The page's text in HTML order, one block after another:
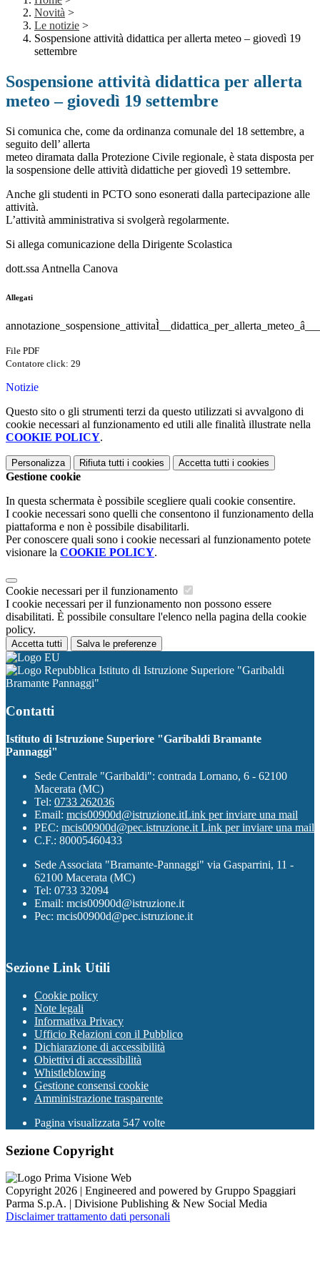
Novità >
Le notizie >
Sospensione attività didattica per allerta meteo – giovedì 19
settembre
Sospensione attività didattica per allerta
meteo – giovedì 19 settembre
Si comunica che, come da ordinanza comunale del 18 settembre, a
seguito dell’ allerta
meteo diramata dalla Protezione Civile regionale, è stata disposta per
la sospensione delle attività didattiche per giovedì 19 settembre.
Anche gli studenti in PCTO sono esonerati dalla partecipazione alle
attività.
L’attività amministrativa si svolgerà regolarmente.
Si allega comunicazione della Dirigente Scolastica
dott.ssa Antnella Canova
Allegati
File PDF
Contatore click: 29
Notizie
Questo sito o gli strumenti terzi da questo utilizzati si avvalgono di
cookie necessari al funzionamento ed utili alle finalità illustrate nella
COOKIE POLICY.
Personalizza Rifiuta tutti i cookies Accetta tutti i cookies
Gestione cookie
In questa schermata è possibile scegliere quali cookie consentire.
I cookie necessari sono quelli che consentono il funzionamento della
piattaforma e non è possibile disabilitarli.
Per conoscere quali sono i cookie necessari al funzionamento potete
visionare la COOKIE POLICY.
Cookie necessari per il funzionamento
I cookie necessari per il funzionamento non possono essere
disabilitati. È possibile consultare l'elenco nella pagina della cookie
policy.
Accetta tutti Salva le preferenze
Istituto di Istruzione Superiore "Garibaldi
Bramante Pannaggi"
Contatti
Istituto di Istruzione Superiore "Garibaldi Bramante
Pannaggi"
Sede Centrale "Garibaldi": contrada Lornano, 6 - 62100
Macerata (MC)
Tel: 0733 262036
Email: mcis00900d@istruzione.itLink per inviare una mail
PEC: mcis00900d@pec.istruzione.it Link per inviare una mail
C.F.: 80005460433
Sede Associata "Bramante-Pannaggi" via Gasparrini, 11 -
62100 Macerata (MC)
Tel: 0733 32094
Email: mcis00900d@istruzione.it
Pec: mcis00900d@pec.istruzione.it
Sezione Link Utili
Cookie policy
Note legali
Informativa Privacy
Ufficio Relazioni con il Pubblico
Dichiarazione di accessibilità
Obiettivi di accessibilità
Whistleblowing
Gestione consensi cookie
Amministrazione trasparente
Pagina visualizzata 547 volte
Sezione Copyright
Copyright 2026 | Engineered and powered by Gruppo Spaggiari
Parma S.p.A. | Divisione Publishing & New Social Media
Disclaimer trattamento dati personali